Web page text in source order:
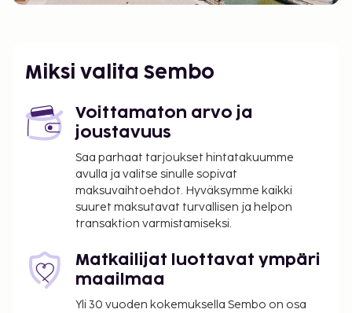
Miksi valita Sembo
Voittamaton arvo ja
joustavuus
Saa parhaat tarjoukset hintatakuumme
avulla ja valitse sinulle sopivat
maksuvaihtoehdot. Hyväksymme kaikki
suuret maksutavat turvallisen ja helpon
transaktion varmistamiseksi.
Matkailijat luottavat ympäri
maailmaa
Yli 30 vuoden kokemuksella Sembo on osa